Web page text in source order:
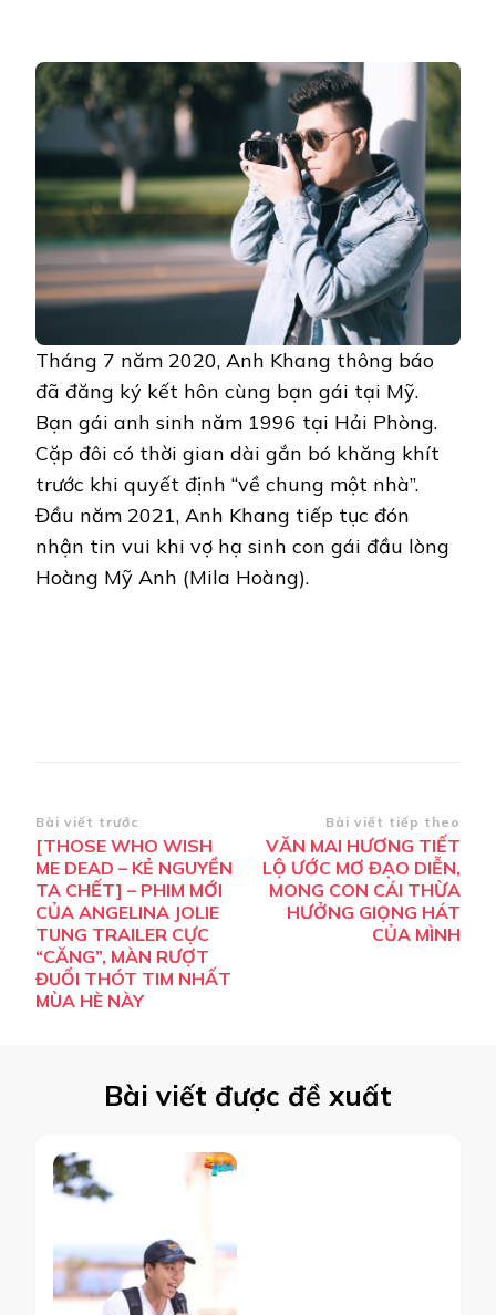
Tháng 7 năm 2020, Anh Khang thông báo
đã đăng ký kết hôn cùng bạn gái tại Mỹ.
Bạn gái anh sinh năm 1996 tại Hải Phòng.
Cặp đôi có thời gian dài gắn bó khăng khít
trước khi quyết định “về chung một nhà”.
Đầu năm 2021, Anh Khang tiếp tục đón
nhận tin vui khi vợ hạ sinh con gái đầu lòng
Hoàng Mỹ Anh (Mila Hoàng).
Điều
hướng
bài
viết
Bài viết trước
[THOSE WHO WISH
ME DEAD – KẺ NGUYỀN
TA CHẾT] – PHIM MỚI
CỦA ANGELINA JOLIE
TUNG TRAILER CỰC
“CĂNG”, MÀN RƯỢT
ĐUỔI THÓT TIM NHẤT
MÙA HÈ NÀY
Bài viết tiếp theo
VĂN MAI HƯƠNG TIẾT
LỘ ƯỚC MƠ ĐẠO DIỄN,
MONG CON CÁI THỪA
HƯỞNG GIỌNG HÁT
CỦA MÌNH
Bài viết được đề xuất